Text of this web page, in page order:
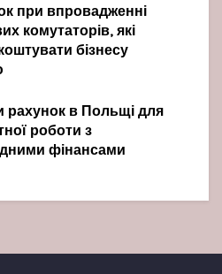
при впровадженні
комутаторів, які
бізнесу
рахунок в Польщі для
роботи з
фінансами